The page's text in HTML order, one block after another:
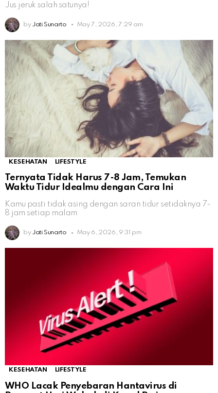
Jus jeruk salah satunya!
by Jati Sunarto May 7, 2026, 7:29 am
KESEHATAN LIFESTYLE
Ternyata Tidak Harus 7-8 Jam, Temukan
Waktu Tidur Idealmu dengan Cara Ini
Kamu pasti tidak asing dengan saran tidur setidaknya 7-
8 jam setiap malam
by Jati Sunarto May 6, 2026, 9:31 pm
KESEHATAN LIFESTYLE
WHO Lacak Penyebaran Hantavirus di